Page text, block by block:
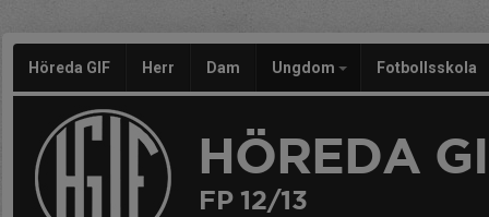
Höreda GIF Herr Dam Ungdom Fotbollsskola
HÖREDA
FP 12/13